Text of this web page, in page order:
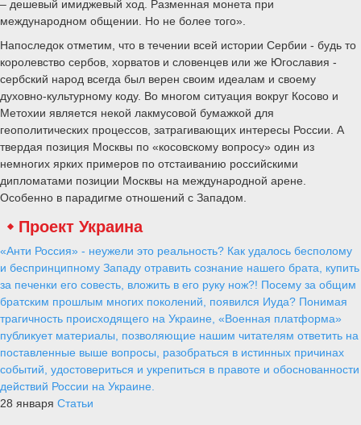
– дешевый имиджевый ход. Разменная монета при
международном общении. Но не более того».
Напоследок отметим, что в течении всей истории Сербии - будь то
королевство сербов, хорватов и словенцев или же Югославия -
сербский народ всегда был верен своим идеалам и своему
духовно-культурному коду. Во многом ситуация вокруг Косово и
Метохии является некой лакмусовой бумажкой для
геополитических процессов, затрагивающих интересы России. А
твердая позиция Москвы по «косовскому вопросу» один из
немногих ярких примеров по отстаиванию российскими
дипломатами позиции Москвы на международной арене.
Особенно в парадигме отношений с Западом.
Проект Украина
«Анти Россия» - неужели это реальность? Как удалось бесполому
и беспринципному Западу отравить сознание нашего брата, купить
за печенки его совесть, вложить в его руку нож?! Посему за общим
братским прошлым многих поколений, появился Иуда? Понимая
трагичность происходящего на Украине, «Военная платформа»
публикует материалы, позволяющие нашим читателям ответить на
поставленные выше вопросы, разобраться в истинных причинах
событий, удостовериться и укрепиться в правоте и обоснованности
действий России на Украине.
28 января Статьи